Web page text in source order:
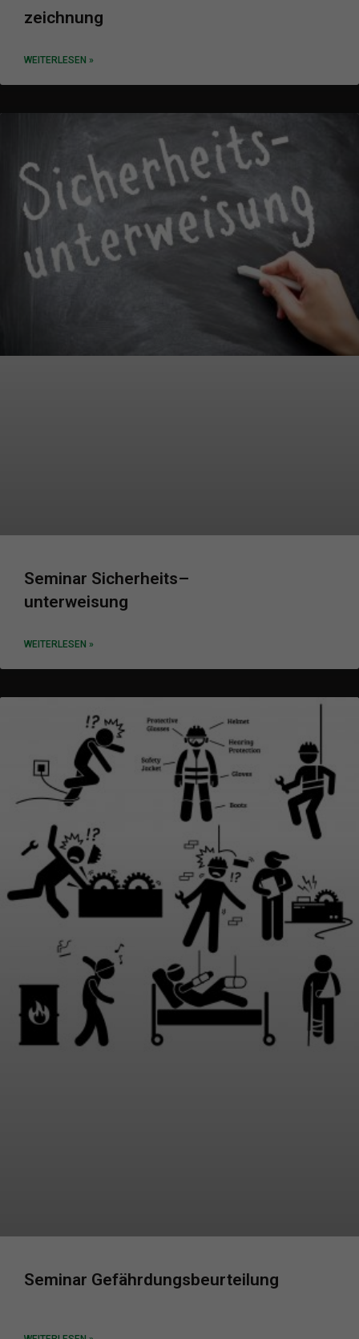
zeichnung
WEITERLESEN »
Seminar Sicherheits–
unterweisung
WEITERLESEN »
Seminar Gefährdungsbeurteilung